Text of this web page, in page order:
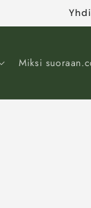
Miksi